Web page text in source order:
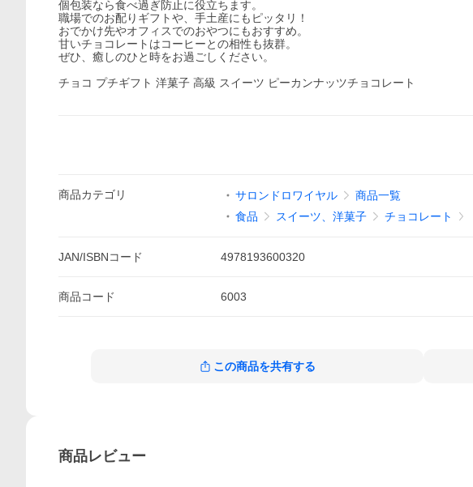
個包装なら食べ過ぎ防止に役立ちます。
職場でのお配りギフトや、手土産にもピッタリ！
おでかけ先やオフィスでのおやつにもおすすめ。
甘いチョコレートはコーヒーとの相性も抜群。
ぜひ、癒しのひと時をお過ごしください。
チョコ プチギフト 洋菓子 高級 スイーツ ピーカンナッツチョコレート
商品カテゴリ サロンドロワイヤル
商品一覧
食品
スイーツ、洋菓子 チョコレート
JAN/ISBNコード 4978193600320
商品コード 6003
この商品を共有する
商品レビュー